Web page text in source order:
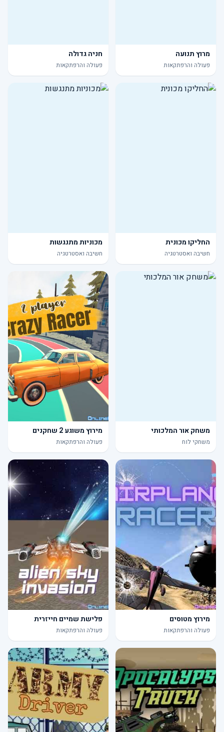
מרוץ תנועה
פעולה והרפתקאות
חניה גדולה
פעולה והרפתקאות
החליקו מכונית
חשיבה ואסטרטגיה
מכוניות מתנגשות
חשיבה ואסטרטגיה
משחק אור המלכותי
משחקי לוח
מירוץ משוגע 2 שחקנים
פעולה והרפתקאות
מירוץ מטוסים
פעולה והרפתקאות
פלישת שמיים חייזרית
פעולה והרפתקאות